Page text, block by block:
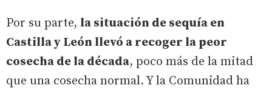
Por su parte, la situación de sequía en
Castilla y León llevó a recoger la peor
cosecha de la década, poco más de la mitad
que una cosecha normal. Y la Comunidad ha